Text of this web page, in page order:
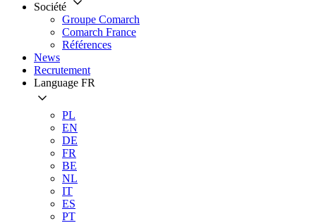
Société
Groupe Comarch
Comarch France
Références
News
Recrutement
Language FR
PL
EN
DE
FR
BE
NL
IT
ES
PT